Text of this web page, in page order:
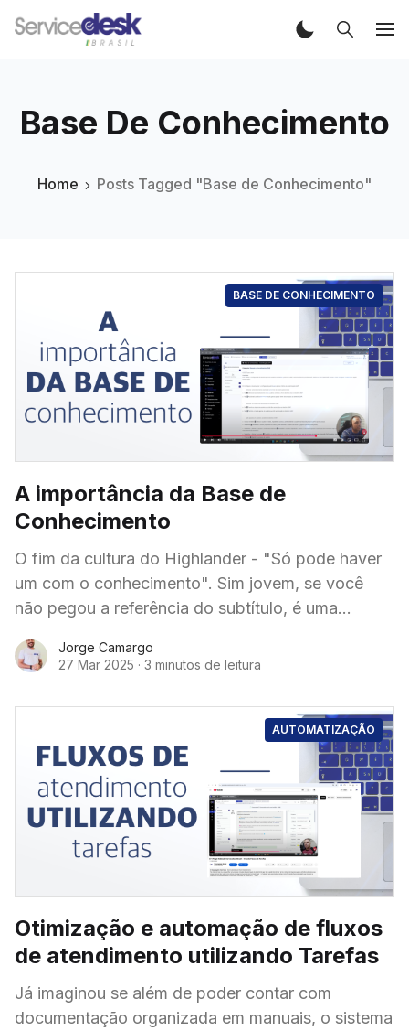
Base De Conhecimento
Home Posts Tagged "Base de Conhecimento"
BASE DE CONHECIMENTO
A importância da Base de
Conhecimento
O fim da cultura do Highlander - "Só pode haver
um com o conhecimento". Sim jovem, se você
não pegou a referência do subtítulo, é uma
Jorge Camargo
27 Mar 2025 · 3 minutos de leitura
AUTOMATIZAÇÃO
Otimização e automação de fluxos
de atendimento utilizando Tarefas
Já imaginou se além de poder contar com
documentação organizada em manuais, o sistema